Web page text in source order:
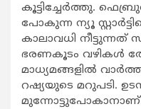
കൂട്ടിച്ചേര്‍ത്തു.
പോകുന്ന ന്യൂ
കാലാവധി
ഭരണകൂടം വഴികള്‍
മാധ്യമങ്ങളില്‍
റഷ്യയുടെ മറുപടി.